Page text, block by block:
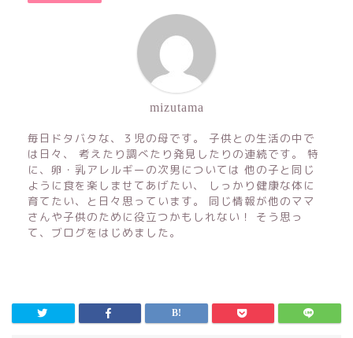
mizutama
毎日ドタバタな、３児の母です。 子供との生活の中で
は日々、 考えたり調べたり発見したりの連続です。 特
に、卵・乳アレルギーの次男については 他の子と同じ
ように食を楽しませてあげたい、 しっかり健康な体に
育てたい、と日々思っています。 同じ情報が他のママ
さんや子供のために役立つかもしれない！ そう思っ
て、ブログをはじめました。